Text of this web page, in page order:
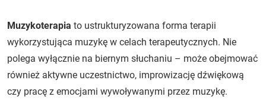
Muzykoterapia to ustrukturyzowana forma terapii
wykorzystująca muzykę w celach terapeutycznych. Nie
polega wyłącznie na biernym słuchaniu – może obejmować
również aktywne uczestnictwo, improwizację dźwiękową
czy pracę z emocjami wywoływanymi przez muzykę.